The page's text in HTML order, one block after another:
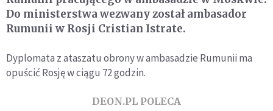
Do ministerstwa wezwany został ambasador
Rumunii w Rosji Cristian Istrate.
Dyplomata z ataszatu obrony w ambasadzie Rumunii ma
opuścić Rosję w ciągu 72 godzin.
DEON.PL POLECA